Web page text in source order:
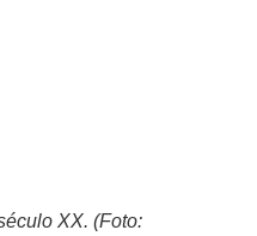
XX. (Foto: